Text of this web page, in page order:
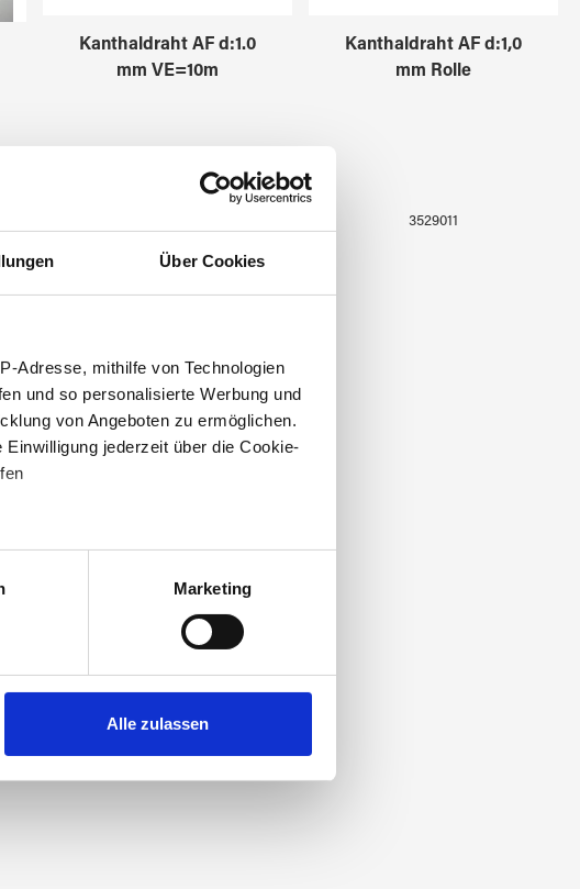
Über Cookies
Adresse, mithilfe von Technologien
und so personalisierte Werbung und
von Angeboten zu ermöglichen.
jederzeit über die Cookie-
genau sein können
identifizieren
Sie Ihre Präferenzen imAbschnitt
soziale Medien anbieten zu können
zu Ihrer Verwendung unserer
Marketing
Alle zulassen
Kanthaldraht AF d:1.0
mm VE=10m
Kanthaldraht AF d:1,0
mm Rolle
3529011